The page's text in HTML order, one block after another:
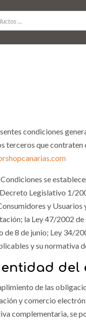
condiciones
terceros que
se
Legislativo 1/
y
la Ley 47/2002
de 8 de junio; Ley 34/
y su normativa
del
de las
y comercio
complementaria, se